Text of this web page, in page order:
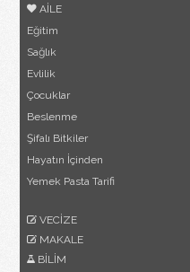
AİLE
Eğitim
Sağlık
Evlilik
Çocuklar
Beslenme
Şifalı Bitkiler
Hayatın İçinden
Yemek Pasta Tarifi
VECİZE
MAKALE
BİLİM